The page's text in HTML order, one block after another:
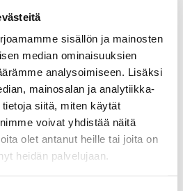
sisällön ja mainosten
median ominaisuuksien
analysoimiseen. Lisäksi
mainosalan ja analytiikka-
siitä, miten käytät
voivat yhdistää näitä
olet antanut heille tai joita on
heidän palvelujaan.
määrä metreinä. Huomioithan, että
minimipainon.